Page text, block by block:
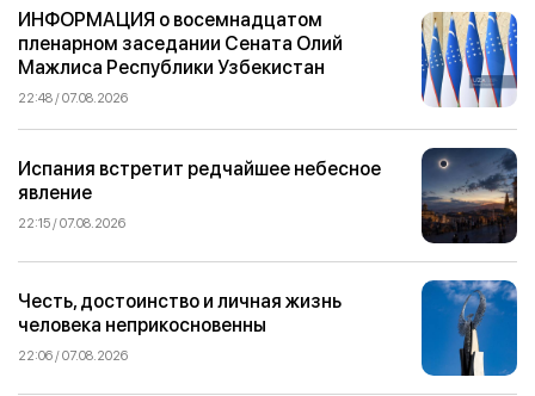
ИНФОРМАЦИЯ о восемнадцатом
пленарном заседании Сената Олий
Мажлиса Республики Узбекистан
22:48 / 07.08.2026
Испания встретит редчайшее небесное
явление
22:15 / 07.08.2026
Честь, достоинство и личная жизнь
человека неприкосновенны
22:06 / 07.08.2026